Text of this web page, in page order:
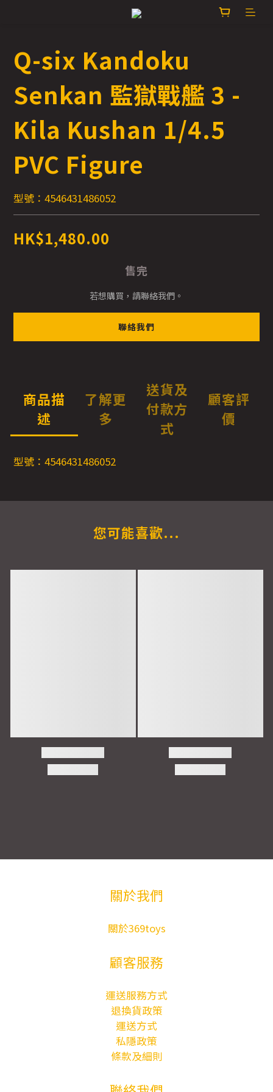
Q-six Kandoku
Senkan 監獄戰艦 3 -
Kila Kushan 1/4.5
PVC Figure
型號：4546431486052
HK$1,480.00
售完
若想購買，請聯絡我們。
聯絡我們
商品描
述
了解更
多
送貨及
付款方
式
顧客評
價
型號：4546431486052
您可能喜歡...
關於我們
關於369toys
顧客服務
運送服務方式
退換貨政策
運送方式
私隱政策
條款及細則